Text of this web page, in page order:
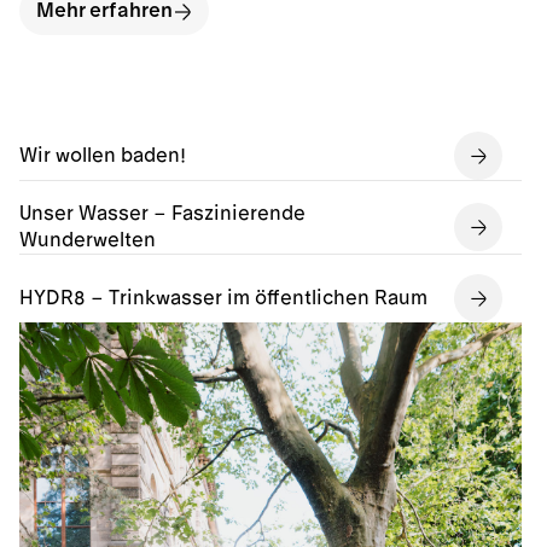
Wir wollen baden!
Unser Wasser – Faszinierende
Wunderwelten
HYDR8 – Trinkwasser im öffentlichen Raum
Mehr erfahren